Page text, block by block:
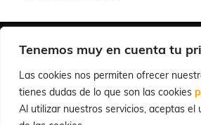
Tenemos muy en cuenta tu
Las cookies nos permiten ofrecer
tienes dudas de lo que son las cookies
Al utilizar nuestros servicios, aceptas el
© 2026 Cuchillalia.com